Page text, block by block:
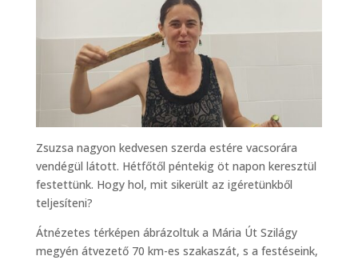
Zsuzsa nagyon kedvesen szerda estére vacsorára
vendégül látott. Hétfőtől péntekig öt napon keresztül
festettünk. Hogy hol, mit sikerült az igéretünkből
teljesíteni?
Átnézetes térképen ábrázoltuk a Mária Út Szilágy
megyén átvezető 70 km-es szakaszát, s a festéseink,